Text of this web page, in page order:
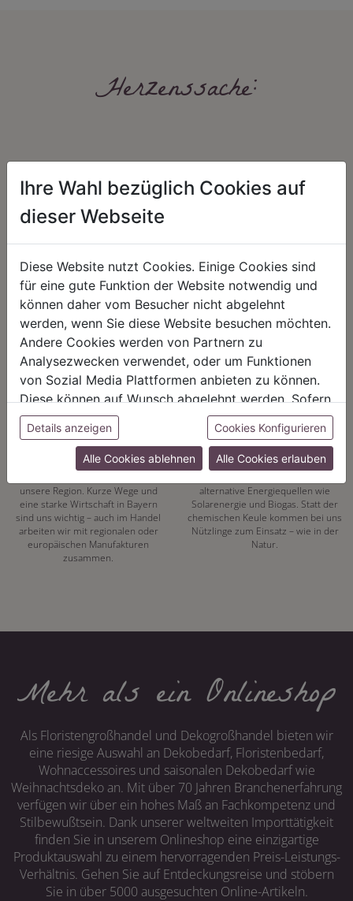
Herzenssache:
Unser Sortiment steht für ein
positives Lebensgefühl. Wir
schenken natürliche, stilvolle
Momente für harmonische Stunden
zu Hause – den Ort, an dem
Menschen sich geborgen fühlen und
positive Energie schöpfen.
Nicht immer ist der günstigste Preis
auch ein guter Preis. Wir handeln
fair – im Hinblick auf unsere
Kalkulation, angemessene
Entlohnung und unsere
Geschäftsbeziehungen.
REGIONALITÄT
Mit unserer eigenen
unsere Region. Kurze Wege und
eine starke Wirtschaft in Bayern
sind uns wichtig – auch im Handel
arbeiten wir mit regionalen oder
europäischen Manufakturen
zusammen.
NACHHALTIGKEIT
Energiewende hat bei uns Tradition.
alternative Energiequellen wie
Solarenergie und Biogas. Statt der
chemischen Keule kommen bei uns
Nützlinge zum Einsatz – wie in der
Natur.
Mehr als ein Onlineshop
Als Floristengroßhandel und Dekogroßhandel bieten wir
eine riesige Auswahl an Dekobedarf, Floristenbedarf,
Wohnaccessoires und saisonalen Dekobedarf wie
Weihnachtsdeko an. Mit über 70 Jahren Branchenerfahrung
verfügen wir über ein hohes Maß an Fachkompetenz und
Stilbewußtsein. Dank unserer weltweiten Importtätigkeit
finden Sie in unserem Onlineshop eine einzigartige
Produktauswahl zu einem hervorragenden Preis-Leistungs-
Verhältnis. Gehen Sie auf Entdeckungsreise und stöbern
Sie in über 5000 ausgesuchten Online-Artikeln.
Ihre Wahl bezüglich Cookies auf
dieser Webseite
Diese Website nutzt Cookies. Einige Cookies sind
für eine gute Funktion der Website notwendig und
können daher vom Besucher nicht abgelehnt
werden, wenn Sie diese Website besuchen möchten.
Andere Cookies werden von Partnern zu
Analysezwecken verwendet, oder um Funktionen
von Sozial Media Plattformen anbieten zu können.
Diese können auf Wunsch abgelehnt werden. Sofern
sie unsere Webseite weiter nutzen, geben Sie
Einwilligung zu unseren Cookies.
Details anzeigen Cookies Konfigurieren
Alle Cookies ablehnen Alle Cookies erlauben